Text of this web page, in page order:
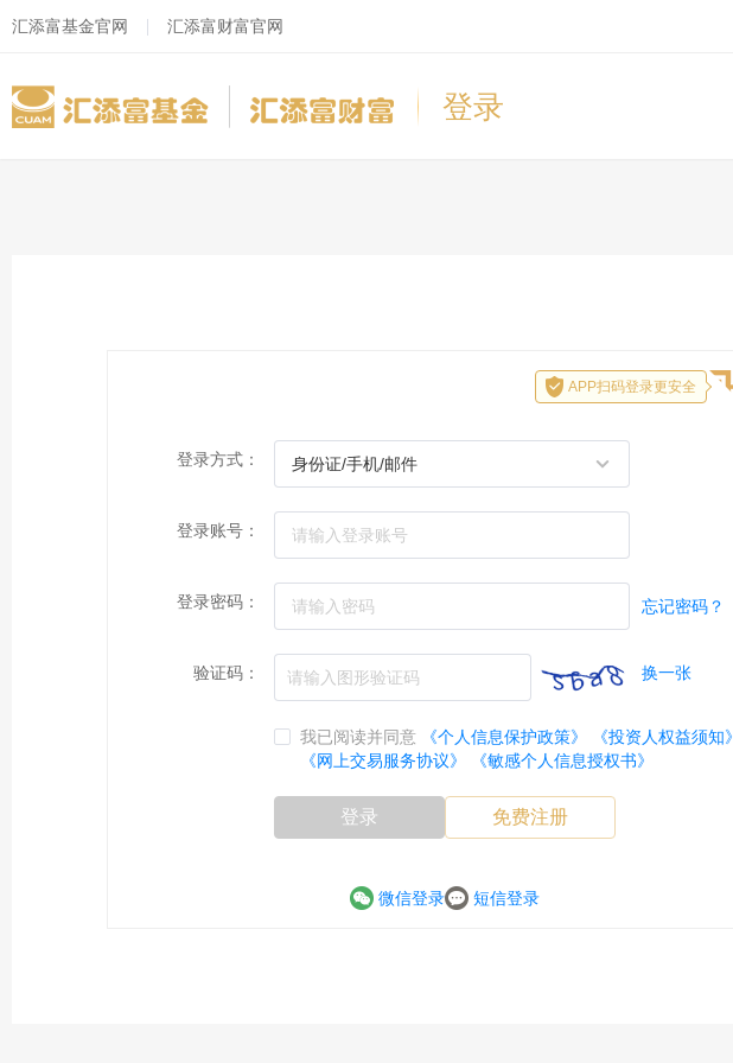
汇添富基金官网 汇添富财富官网
登录
APP扫码登录更安全
登录方式：
登录账号：
登录密码： 忘记密码？
验证码： 换一张
我已阅读并同意 《个人信息保护政策》
《投资人权益须知》
《网上交易服务协议》
《敏感个人信息授权书》
登录 免费注册
微信登录 短信登录